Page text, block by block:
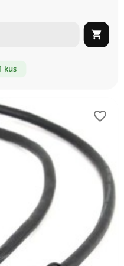

kus
favorite_border